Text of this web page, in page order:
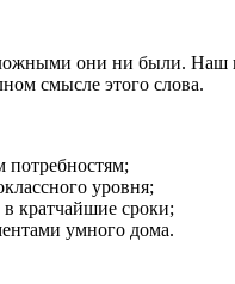
они ни были. Наш
смысле этого слова.
потребностям;
уровня;
кратчайшие сроки;
умного дома.